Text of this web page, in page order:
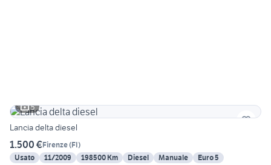
5
Lancia delta diesel
1.500 €Firenze(FI)
Usato
11/2009 198500 Km Diesel Manuale
Euro 5